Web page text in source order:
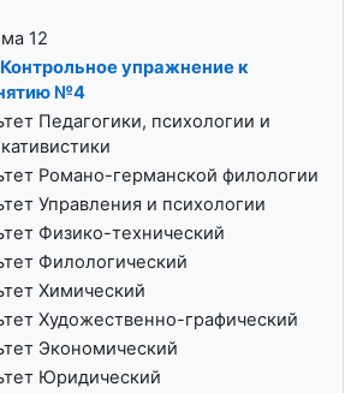
12
Контрольное упражнение к
№4
Педагогики, психологии и
Романо-германской филологии
Управления и психологии
Физико-технический
Филологический
Химический
Художественно-графический
Экономический
Юридический